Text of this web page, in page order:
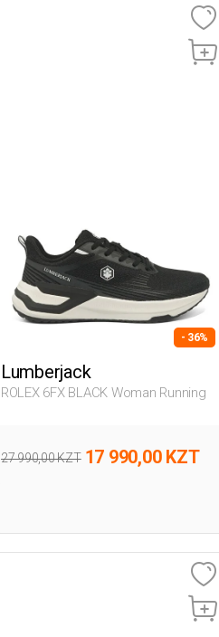
- 36%
Lumberjack
ROLEX 6FX BLACK Woman Running
27 990,00 KZT 17 990,00 KZT